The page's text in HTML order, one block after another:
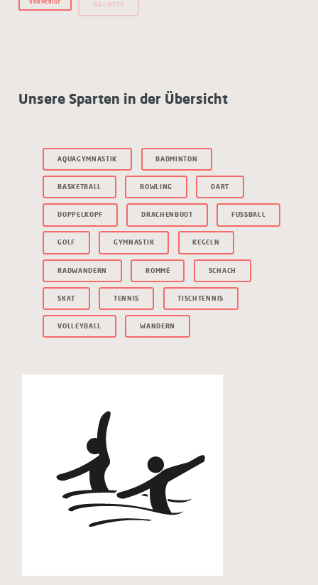
VORHERIGE NÄCHSTE
Unsere Sparten in der Übersicht
AQUAGYMNASTIK BADMINTON
BASKETBALL BOWLING DART
DOPPELKOPF DRACHENBOOT FUSSBALL
GOLF GYMNASTIK KEGELN
RADWANDERN ROMMÉ SCHACH
SKAT TENNIS TISCHTENNIS
VOLLEYBALL WANDERN